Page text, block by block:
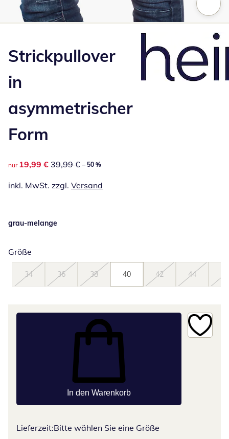
Strickpullover
in
asymmetrischer
Form
reduzierter Preis 19,99 €, vorheriger Preis: 39,99 €
nur 19,99 € 39,99 € – 50 %
inkl. MwSt. zzgl. Versand
grau-melange
Größe
34 36 38 40 42 44
In den Warenkorb
Lieferzeit:Bitte wählen Sie eine Größe